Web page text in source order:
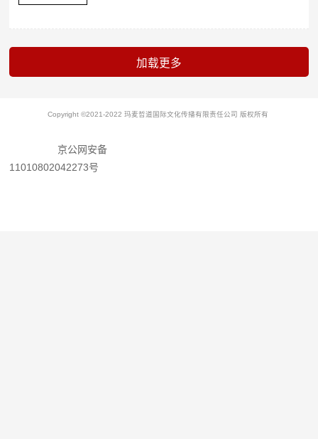
Copyright ©2021-2022 玛麦哲道国际文化传播有限责任公司 版权所有
京公网安备
11010802042273号